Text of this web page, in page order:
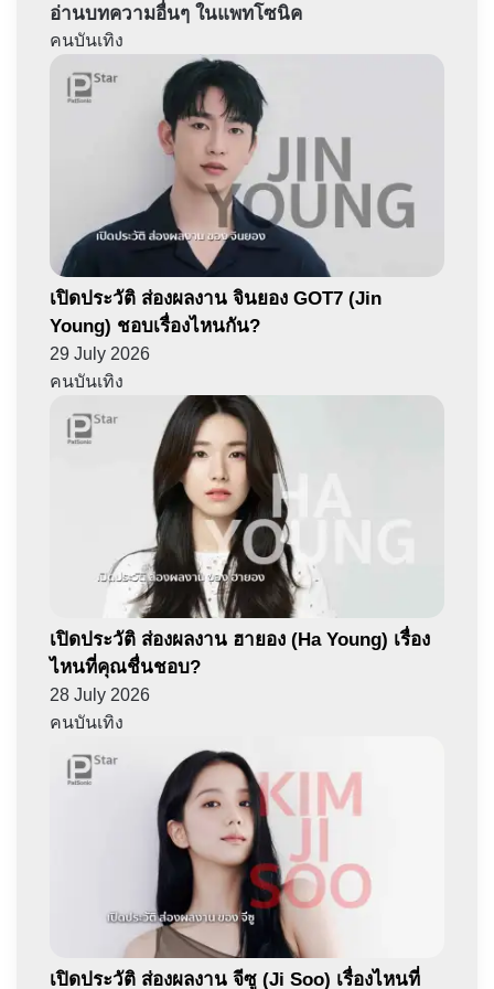
อ่านบทความอื่นๆ ในแพทโซนิค
คนบันเทิง
เปิดประวัติ ส่องผลงาน จินยอง GOT7 (Jin
Young) ชอบเรื่องไหนกัน?
29 July 2026
คนบันเทิง
เปิดประวัติ ส่องผลงาน ฮายอง (Ha Young) เรื่อง
ไหนที่คุณชื่นชอบ?
28 July 2026
คนบันเทิง
เปิดประวัติ ส่องผลงาน จีซู (Ji Soo) เรื่องไหนที่